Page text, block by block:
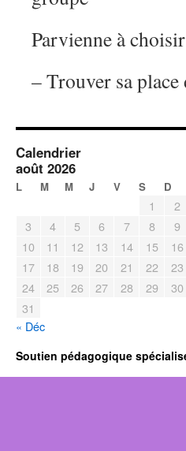
Parvienne à
– Trouver sa
Calendrier
août 2026
L M M J V S D
1
2
3
4 5 6 7 8
9
10
11 12 13 14 15
16
17
18 19 20 21 22
23
24
25 26 27 28 29
30
31
« Déc
Soutien pédagogique